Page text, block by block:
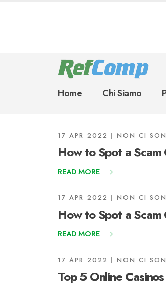
Home Chi Siamo
17 APR 2022 NON CI
How to Spot a
READ MORE
17 APR 2022 NON CI
How to Spot a
READ MORE
17 APR 2022 NON CI
Top 5 Online